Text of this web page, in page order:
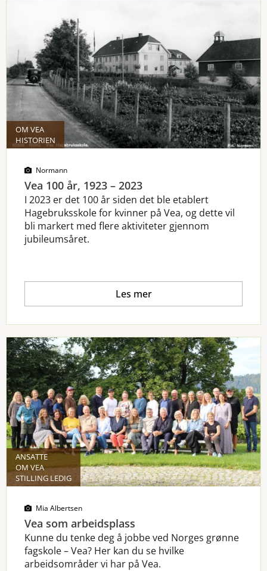
OM VEA
HISTORIEN
Normann
Vea 100 år, 1923 – 2023
I 2023 er det 100 år siden det ble etablert
Hagebruksskole for kvinner på Vea, og dette vil
bli markert med flere aktiviteter gjennom
jubileumsåret.
Les mer
ANSATTE
OM VEA
STILLING LEDIG
Mia Albertsen
Vea som arbeidsplass
Kunne du tenke deg å jobbe ved Norges grønne
fagskole – Vea? Her kan du se hvilke
arbeidsområder vi har på Vea.